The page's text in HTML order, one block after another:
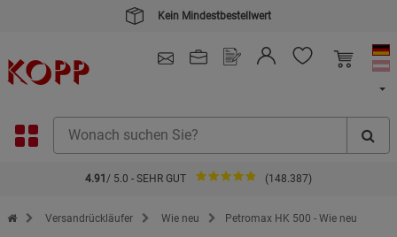
Kein Mindestbestellwert
4.91 / 5.0 - SEHR GUT (148.387)
Zur Startseite des Kopp Verlag Online-Shop
Versandrückläufer Wie neu Petromax HK 500 - Wie neu